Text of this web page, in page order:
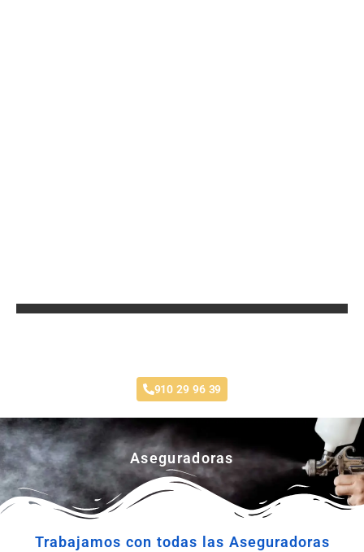
910 29 96 39
Aseguradoras
Trabajamos con todas las Aseguradoras